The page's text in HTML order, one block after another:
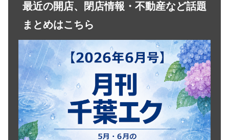
最近の開店、閉店情報・不動産など話題
まとめはこちら